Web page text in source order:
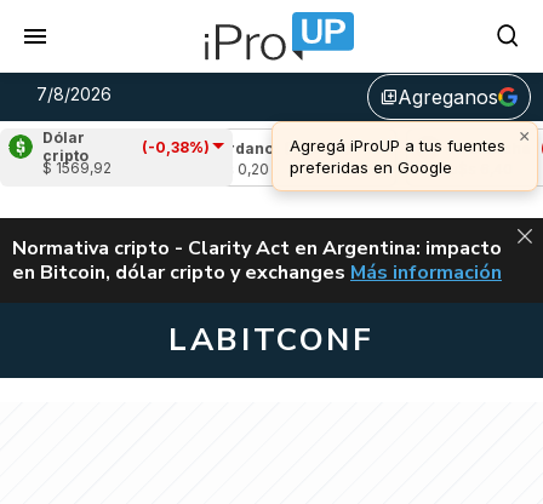
7/8/2026 library_addAgreganos
Dólar
cripto
(-0,38%)
$ 1569,92
Cardano (-2,82%)
Avalanche (-0,95%)
u$s 6,40
ALERTA
Normativa cripto - Clarity Act en Argentina: impacto
en Bitcoin, dólar cripto y exchanges CLARITY ACT EN
Más información
LABITCONF